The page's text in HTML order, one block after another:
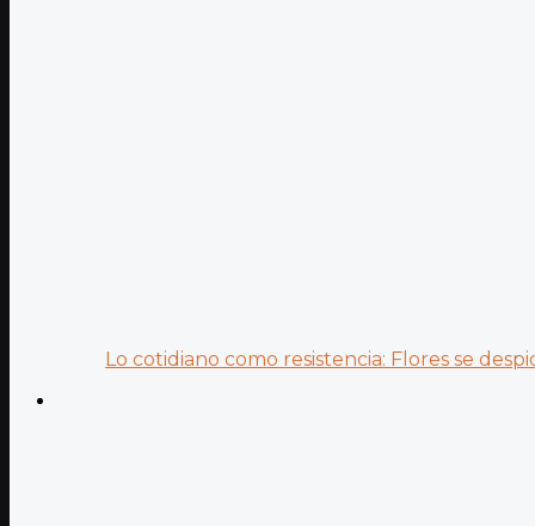
Lo cotidiano como resistencia: Flores se